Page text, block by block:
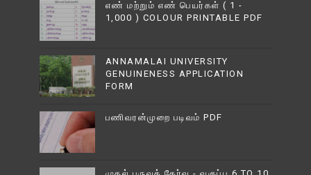
எண் மற்றும் எண் பெயர்கள் ( 1 -
1,000 ) COLOUR PRINTABLE PDF
ANNAMALAI UNIVERSITY
GENUINENESS APPLICATION
FORM
பணிவரன்முறை படிவம் PDF